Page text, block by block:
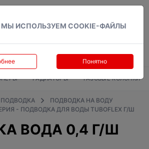
ИСПОЛЬЗУЕМ COOKIE-ФАЙЛЫ
Понятно
РАДИАТОРЫ ГАЗОВЫЕ КОЛОНКИ
ПОДВОДКА
ПОДВОДКА НА ВОДУ
- ПОДВОДКА ДЛЯ ВОДЫ TUBOFLEX Г/Ш
ВОДА 0,4 Г/Ш